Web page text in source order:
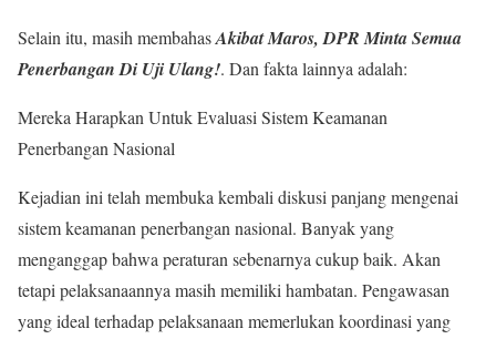
Selain itu, masih membahasAkibat Maros, DPR Minta Semua
Penerbangan Di Uji Ulang!. Dan fakta lainnya adalah:
Mereka Harapkan Untuk Evaluasi Sistem Keamanan
Penerbangan Nasional
Kejadian ini telah membuka kembali diskusi panjang mengenai
sistem keamanan penerbangan nasional. Banyak yang
menganggap bahwa peraturan sebenarnya cukup baik. Akan
tetapi pelaksanaannya masih memiliki hambatan. Pengawasan
yang ideal terhadap pelaksanaan memerlukan koordinasi yang